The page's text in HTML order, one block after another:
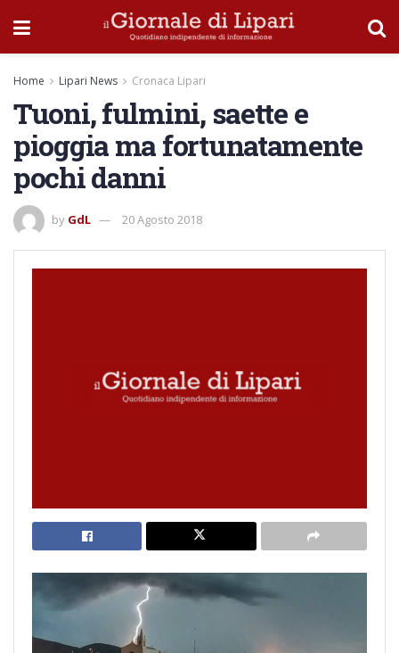
Home Lipari News Cronaca Lipari
Tuoni, fulmini, saette e
pioggia ma fortunatamente
pochi danni
by GdL 20 Agosto 2018